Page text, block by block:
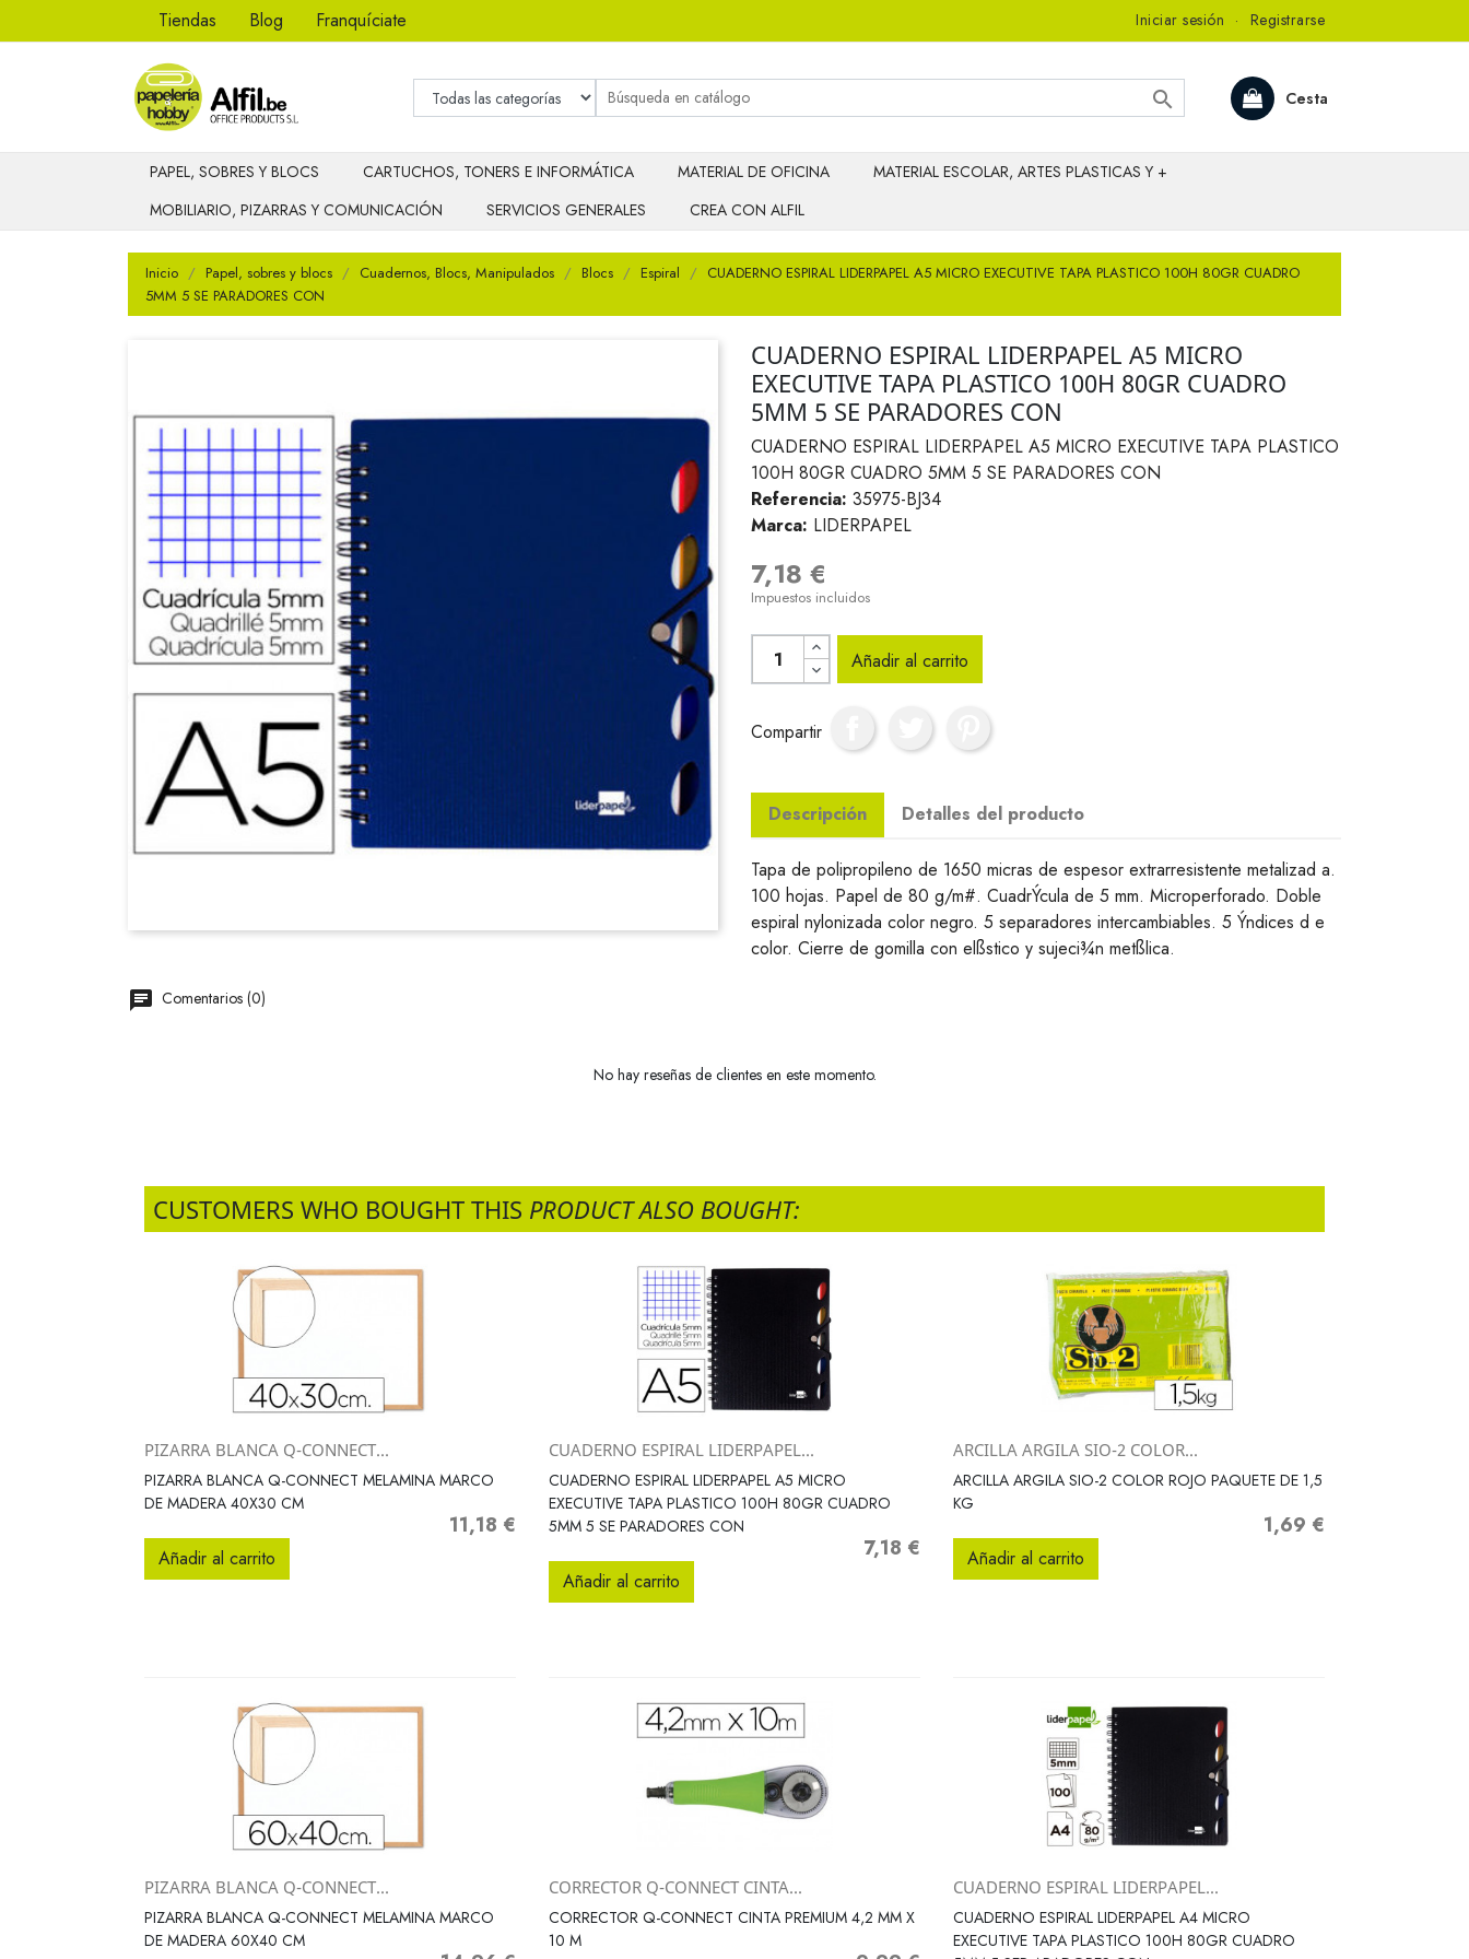
Tiendas Blog Franquíciate Iniciar sesión · Registrarse
Cesta

PAPEL, SOBRES Y BLOCS CARTUCHOS, TONERS E INFORMÁTICA MATERIAL DE OFICINA
MATERIAL ESCOLAR, ARTES PLASTICAS Y +
MOBILIARIO, PIZARRAS Y COMUNICACIÓN
SERVICIOS GENERALES CREA CON ALFIL
Inicio Papel, sobres y blocs Cuadernos, Blocs, Manipulados Blocs Espiral
CUADERNO ESPIRAL LIDERPAPEL A5 MICRO EXECUTIVE TAPA PLASTICO 100H 80GR CUADRO
5MM 5 SE PARADORES CON
CUADERNO ESPIRAL LIDERPAPEL A5 MICRO
EXECUTIVE TAPA PLASTICO 100H 80GR CUADRO
5MM 5 SE PARADORES CON
CUADERNO ESPIRAL LIDERPAPEL A5 MICRO EXECUTIVE TAPA PLASTICO
100H 80GR CUADRO 5MM 5 SE PARADORES CON
Referencia: 35975-BJ34
Marca: LIDERPAPEL
7,18 €
Impuestos incluidos
Añadir al carrito
Compartir
Descripción Detalles del producto
Tapa de polipropileno de 1650 micras de espesor extrarresistente metalizad a.
100 hojas. Papel de 80 g/m#. CuadrÝcula de 5 mm. Microperforado. Doble
espiral nylonizada color negro. 5 separadores intercambiables. 5 Ýndices d e
color. Cierre de gomilla con elßstico y sujeci¾n metßlica.
Comentarios (0)
No hay reseñas de clientes en este momento.
CUSTOMERS WHO BOUGHT THIS PRODUCT ALSO BOUGHT:
 Vista rápida
PIZARRA BLANCA Q-CONNECT...
PIZARRA BLANCA Q-CONNECT MELAMINA MARCO
DE MADERA 40X30 CM
Precio
11,18 €
Añadir al carrito
Vista rápida
CUADERNO ESPIRAL LIDERPAPEL...
CUADERNO ESPIRAL LIDERPAPEL A5 MICRO
EXECUTIVE TAPA PLASTICO 100H 80GR CUADRO
5MM 5 SE PARADORES CON
Precio
7,18 €
Añadir al carrito
 Vista rápida
ARCILLA ARGILA SIO-2 COLOR...
ARCILLA ARGILA SIO-2 COLOR ROJO PAQUETE DE 1,5
KG
Precio
1,69 €
Añadir al carrito
 Vista rápida
PIZARRA BLANCA Q-CONNECT...
PIZARRA BLANCA Q-CONNECT MELAMINA MARCO
DE MADERA 60X40 CM
 Vista rápida
CORRECTOR Q-CONNECT CINTA...
CORRECTOR Q-CONNECT CINTA PREMIUM 4,2 MM X
10 M
Vista rápida
CUADERNO ESPIRAL LIDERPAPEL...
CUADERNO ESPIRAL LIDERPAPEL A4 MICRO
EXECUTIVE TAPA PLASTICO 100H 80GR CUADRO